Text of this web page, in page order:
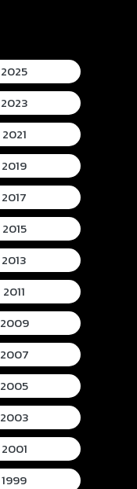
2025
2023
2021
2019
2017
2015
2013
2011
2009
2007
2005
2003
2001
1999